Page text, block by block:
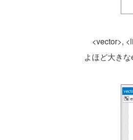
<vector>,
よほど大き